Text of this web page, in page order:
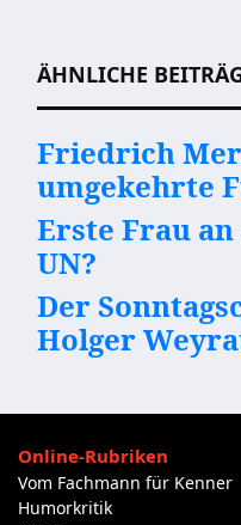
ÄHNLICHE
Friedrich
umgekehrte
Erste Frau
UN?
Der
Holger
Online-Rubriken
Vom Fachmann für Kenner
Humorkritik